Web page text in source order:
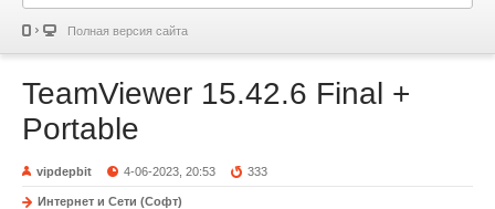
Полная версия сайта
TeamViewer 15.42.6 Final +
Portable
vipdepbit 4-06-2023, 20:53 333
Интернет и Сети (Софт)